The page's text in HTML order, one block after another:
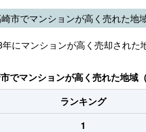
市でマンションが高く売れた地
にマンションが高く売却された
でマンションが高く売れた地域
ランキング
1